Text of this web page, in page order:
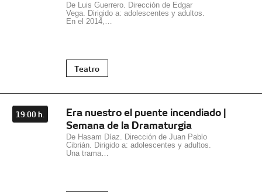
De Luis Guerrero. Dirección de Edgar
Vega. Dirigido a: adolescentes y adultos.
En el 2014,…
Teatro
19:00 h.
Era nuestro el puente incendiado |
Semana de la Dramaturgia
De Hasam Díaz. Dirección de Juan Pablo
Cibrián. Dirigido a: adolescentes y adultos.
Una trama…